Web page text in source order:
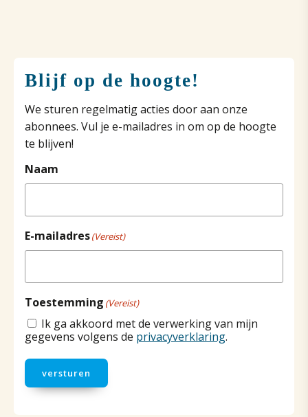
Blijf op de hoogte!
We sturen regelmatig acties door aan onze
abonnees. Vul je e-mailadres in om op de hoogte
te blijven!
Naam
E-mailadres(Vereist)
Toestemming (Vereist)
Ik ga akkoord met de verwerking van mijn
gegevens volgens de privacyverklaring.
versturen